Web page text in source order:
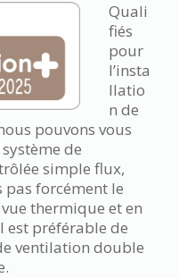
Quali
fiés
pour
l’insta
llatio
n de
pouvons vous
de
simple flux,
pas forcément le
thermique et en
est préférable de
ventilation double